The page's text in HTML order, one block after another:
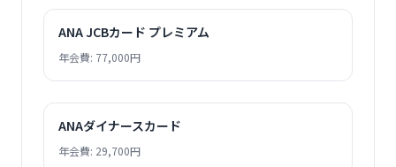
ANA JCBカード プレミアム
年会費: 77,000円
ANAダイナースカード
年会費: 29,700円